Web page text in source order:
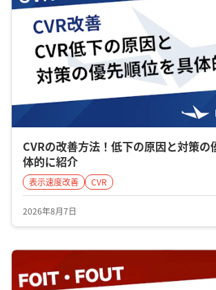
CVRの改善方法！低下の原因と対策の
体的に紹介
表示速度改善 CVR
2026年8月7日